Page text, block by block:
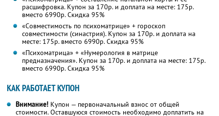
расшифровка. Купон за 170р. и доплата на месте: 175р.
вместо 6990р. Скидка 95%
«Совместимость по психоматрице» + гороскоп
совместимости (синастрия). Купон за 170р. и доплата на
месте: 175р. вместо 6990р. Скидка 95%
«Психоматрица» + «Нумерология в матрице
предназначения». Купон за 170р. и доплата на месте: 175р.
вместо 6990р. Скидка 95%
КАК РАБОТАЕТ КУПОН
Внимание! Купон — первоначальный взнос от общей
стоимости. Оставшуюся стоимость необходимо доплатить на